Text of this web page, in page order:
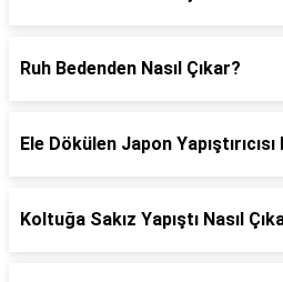
Ruh Bedenden Nasıl Çıkar?
Ele Dökülen Japon Yapıştırıcısı
Koltuğa Sakız Yapıştı Nasıl